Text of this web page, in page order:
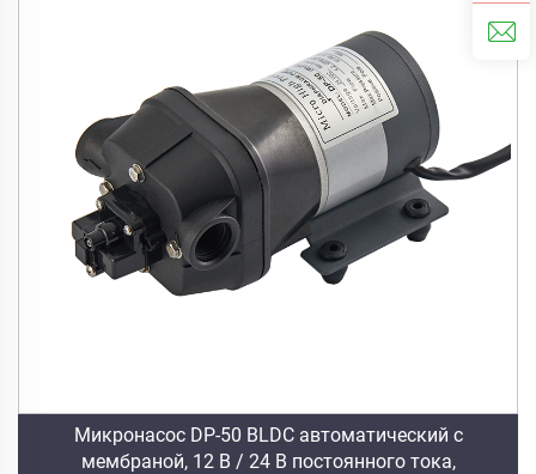
Микронасос DP-50 BLDC автоматический с
мембраной, 12 В / 24 В постоянного тока,